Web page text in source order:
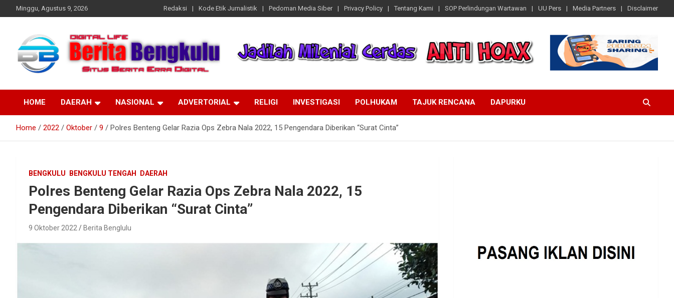
to
Minggu, Agustus 9, 2026 Redaksi Kode Etik Jurnalistik Pedoman Media Siber Privacy Policy Tentang Kami SOP Perlindungan Wartawan UU Pers Media Partners Disclaimer
Beritabengkulu.id
HOME DAERAH NASIONAL ADVERTORIAL RELIGI INVESTIGASI POLHUKAM TAJUK RENCANA DAPURKU
Home 2022 Oktober 9 Polres Benteng Gelar Razia Ops Zebra Nala 2022, 15 Pengendara Diberikan “Surat Cinta”
BENGKULU BENGKULU TENGAH DAERAH
Polres Benteng Gelar Razia Ops Zebra Nala 2022, 15
Pengendara Diberikan “Surat Cinta”
9 Oktober 2022 Berita Benglulu